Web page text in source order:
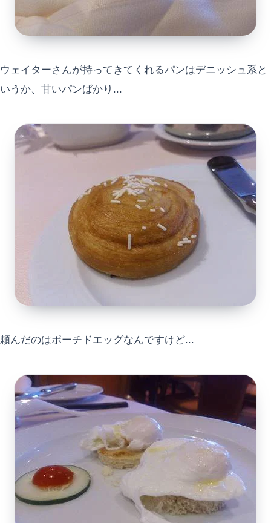
ウェイターさんが持ってきてくれるパンはデニッシュ系と
いうか、甘いパンばかり...
頼んだのはポーチドエッグなんですけど...